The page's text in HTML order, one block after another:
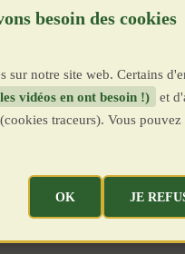
sur notre site web. Certains
vidéos en ont besoin !)
et
traceurs). Vous
OK JE